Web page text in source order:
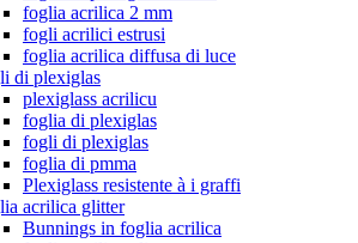
foglia acrilica 2 mm
fogli acrilici estrusi
foglia acrilica diffusa di luce
di plexiglas
plexiglass acrilicu
foglia di plexiglas
fogli di plexiglas
foglia di pmma
Plexiglass resistente à i graffi
acrilica glitter
Bunnings in foglia acrilica